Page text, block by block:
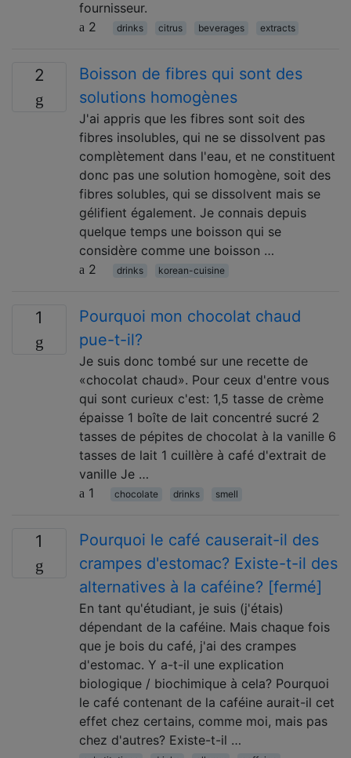
fournisseur.
2
drinks citrus beverages extracts
2
Boisson de fibres qui sont des
solutions homogènes
J'ai appris que les fibres sont soit des
fibres insolubles, qui ne se dissolvent pas
complètement dans l'eau, et ne constituent
donc pas une solution homogène, soit des
fibres solubles, qui se dissolvent mais se
gélifient également. Je connais depuis
quelque temps une boisson qui se
considère comme une boisson …
2
drinks korean-cuisine
1
Pourquoi mon chocolat chaud
pue-t-il?
Je suis donc tombé sur une recette de
«chocolat chaud». Pour ceux d'entre vous
qui sont curieux c'est: 1,5 tasse de crème
épaisse 1 boîte de lait concentré sucré 2
tasses de pépites de chocolat à la vanille 6
tasses de lait 1 cuillère à café d'extrait de
vanille Je …
1
chocolate drinks smell
1
Pourquoi le café causerait-il des
crampes d'estomac? Existe-t-il des
alternatives à la caféine? [fermé]
En tant qu'étudiant, je suis (j'étais)
dépendant de la caféine. Mais chaque fois
que je bois du café, j'ai des crampes
d'estomac. Y a-t-il une explication
biologique / biochimique à cela? Pourquoi
le café contenant de la caféine aurait-il cet
effet chez certains, comme moi, mais pas
chez d'autres? Existe-t-il …